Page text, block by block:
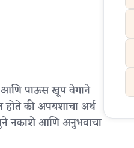
आणि पाऊस खूप वेगाने
होते की अपयशाचा अर्थ
नकाशे आणि अनुभवाचा